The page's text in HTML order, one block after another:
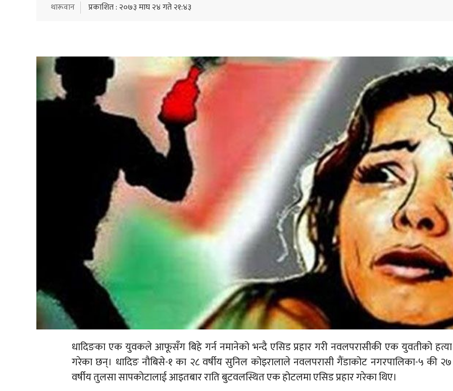
थारूवान प्रकाशित : २०७३ माघ २४ गते २१:४३
धादिङका एक युवकले आफूसँग बिहे गर्न नमानेको भन्दै एसिड प्रहार गरी नवलपरासीकी एक युवतीको हत्या
गरेका छन्। धादिङ नौबिसे-१ का २८ वर्षीय सुनिल कोइरालाले नवलपरासी गैंडाकोट नगरपालिका-५ की २७
वर्षीय तुलसा सापकोटालाई आइतबार राति बुटवलस्थित एक होटलमा एसिड प्रहार गरेका थिए।